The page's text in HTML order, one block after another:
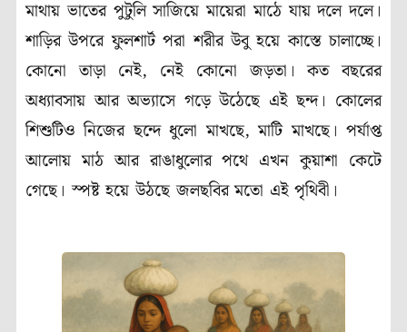
মাথায় ভাতের পুটুলি সাজিয়ে মায়েরা মাঠে যায় দলে দলে।
শাড়ির উপরে ফুলশার্ট পরা শরীর উবু হয়ে কাস্তে চালাচ্ছে।
কোনো তাড়া নেই, নেই কোনো জড়তা। কত বছরের
অধ্যাবসায় আর অভ্যাসে গড়ে উঠেছে এই ছন্দ। কোলের
শিশুটিও নিজের ছন্দে ধুলো মাখছে, মাটি মাখছে। পর্যাপ্ত
আলোয় মাঠ আর রাঙাধুলোর পথে এখন কুয়াশা কেটে
গেছে। স্পষ্ট হয়ে উঠছে জলছবির মতো এই পৃথিবী।